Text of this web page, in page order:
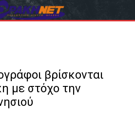
βρίσκονται
με στόχο την